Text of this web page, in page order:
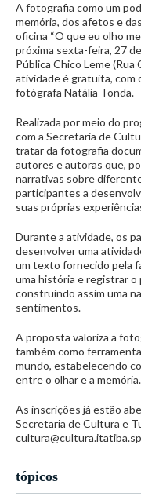
A fotografia como um
memória, dos afetos e
oficina “O que eu olho
próxima sexta-feira, 27
Pública Chico Leme (Rua
atividade é gratuita, com
fotógrafa Natália Tonda.
Realizada por meio do
com a Secretaria de
tratar da fotografia
autores e autoras que,
narrativas sobre
participantes a
suas próprias
Durante a atividade, os
desenvolver uma
um texto fornecido pela
uma história e registrar o
construindo assim uma
sentimentos.
A proposta valoriza a
também como
mundo, estabelecendo
entre o olhar e a memória.
As inscrições já estão
Secretaria de Cultura e
tópicos